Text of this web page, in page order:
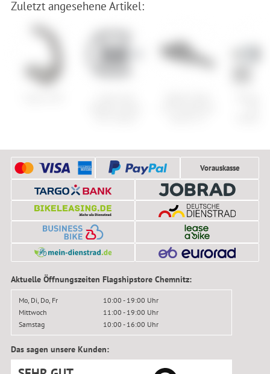
Zuletzt angesehene Artikel:
Vorauskasse
Aktuelle Öffnungszeiten Flagshipstore Chemnitz:
Mo, Di, Do, Fr
10:00 - 19:00 Uhr
Mittwoch
11:00 - 19:00 Uhr
Samstag
10:00 - 16:00 Uhr
Das sagen unsere Kunden: